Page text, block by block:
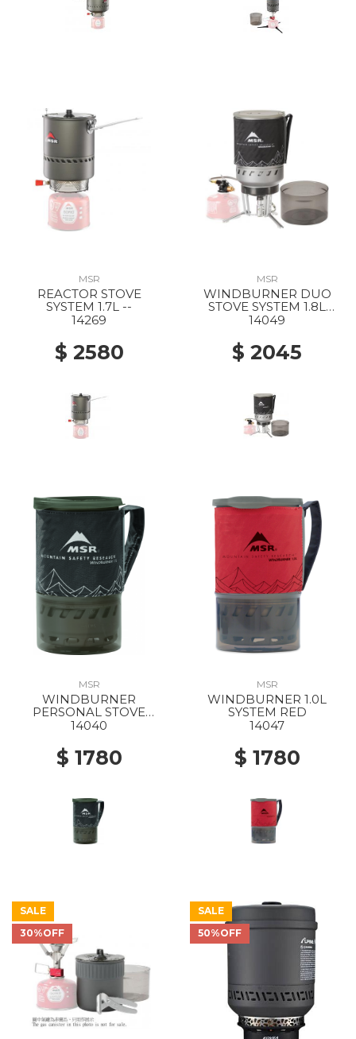
MSR
REACTOR STOVE
SYSTEM 1.7L --
14269
$ 2580
MSR
WINDBURNER DUO
STOVE SYSTEM 1.8L
BLACK
14049
$ 2045
MSR
WINDBURNER
PERSONAL STOVE
SYSTEM 1.0L BLACK
14040
$ 1780
MSR
WINDBURNER 1.0L
SYSTEM RED
14047
$ 1780
SALE
30%OFF
SALE
50%OFF